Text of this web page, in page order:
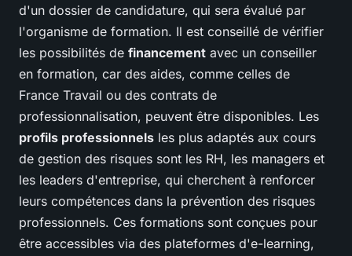
d'un dossier de candidature, qui sera évalué par
l'organisme de formation. Il est conseillé de vérifier
les possibilités de financement avec un conseiller
en formation, car des aides, comme celles de
France Travail ou des contrats de
professionnalisation, peuvent être disponibles. Les
profils professionnels les plus adaptés aux cours
de gestion des risques sont les RH, les managers et
les leaders d'entreprise, qui cherchent à renforcer
leurs compétences dans la prévention des risques
professionnels. Ces formations sont conçues pour
être accessibles via des plateformes d'e-learning,